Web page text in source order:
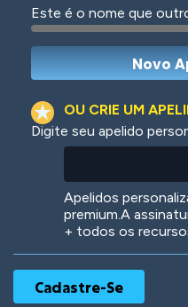
Woof
Este é o nome que
OU CRIE UM
Digite seu apelido
Apelidos
premium.A
+ todos os